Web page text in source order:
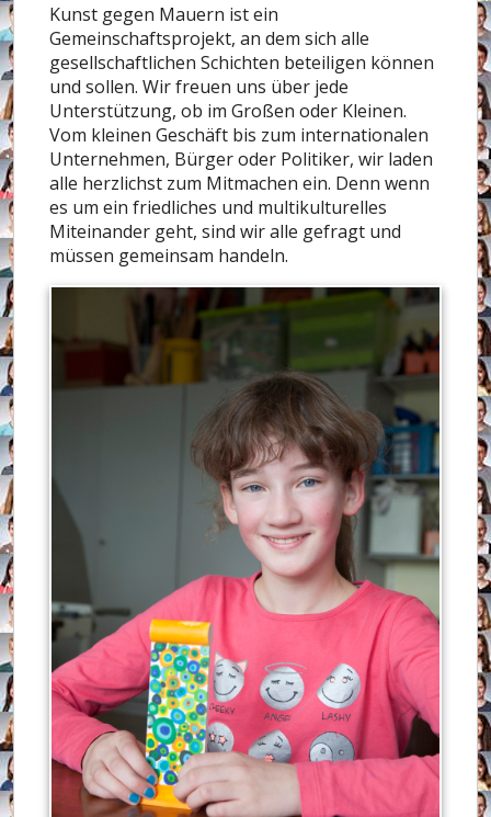
Kunst gegen Mauern ist ein
Gemeinschaftsprojekt, an dem sich alle
gesellschaftlichen Schichten beteiligen können
und sollen. Wir freuen uns über jede
Unterstützung, ob im Großen oder Kleinen.
Vom kleinen Geschäft bis zum internationalen
Unternehmen, Bürger oder Politiker, wir laden
alle herzlichst zum Mitmachen ein. Denn wenn
es um ein friedliches und multikulturelles
Miteinander geht, sind wir alle gefragt und
müssen gemeinsam handeln.